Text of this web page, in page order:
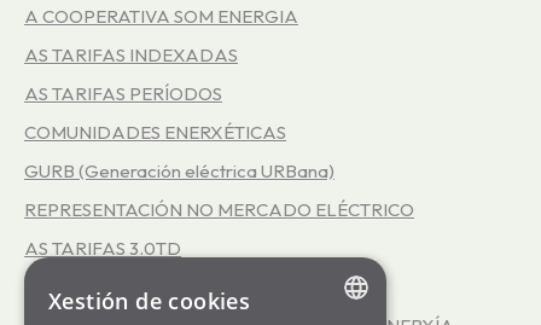
A COOPERATIVA SOM ENERGIA
AS TARIFAS INDEXADAS
AS TARIFAS PERÍODOS
COMUNIDADES ENERXÉTICAS
GURB (Generación eléctrica URBana)
REPRESENTACIÓN NO MERCADO ELÉCTRICO
AS TARIFAS 3.0TD
AUTOPRODUCIÓN
Xestión de cookies